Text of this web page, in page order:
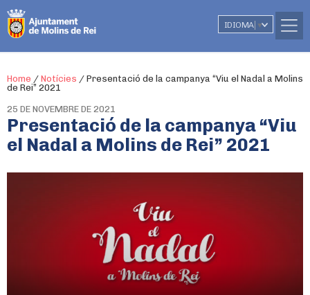
IDIOMA ▼
Home / Notícies / Presentació de la campanya “Viu el Nadal a Molins
de Rei” 2021
25 DE NOVEMBRE DE 2021
Presentació de la campanya “Viu
el Nadal a Molins de Rei” 2021